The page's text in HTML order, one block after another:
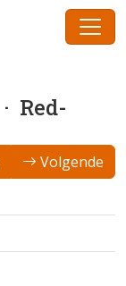
· Red-
Volgende